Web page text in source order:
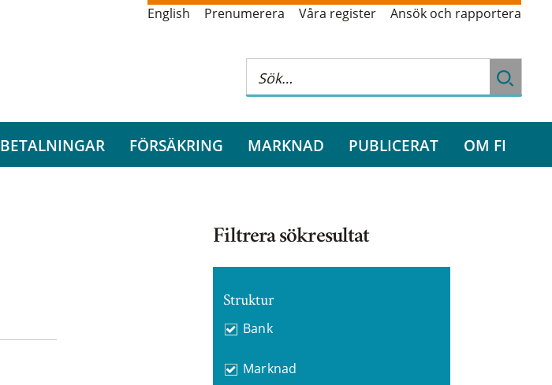
English Prenumerera Våra register Ansök och rapportera
BETALNINGAR FÖRSÄKRING MARKNAD PUBLICERAT OM FI
Filtrera sökresultat
Struktur
Bank
Marknad